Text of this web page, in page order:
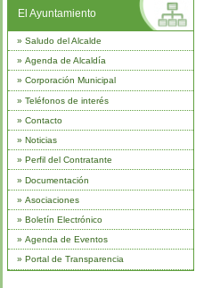
El Ayuntamiento
» Saludo del Alcalde
» Agenda de Alcaldía
» Corporación Municipal
» Teléfonos de interés
» Contacto
» Noticias
» Perfil del Contratante
» Documentación
» Asociaciones
» Boletín Electrónico
» Agenda de Eventos
» Portal de Transparencia